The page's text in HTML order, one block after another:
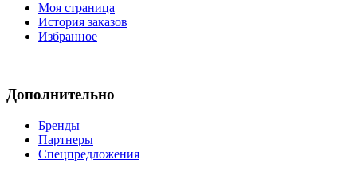
Моя страница
История заказов
Избранное
Дополнительно
Бренды
Партнеры
Спецпредложения